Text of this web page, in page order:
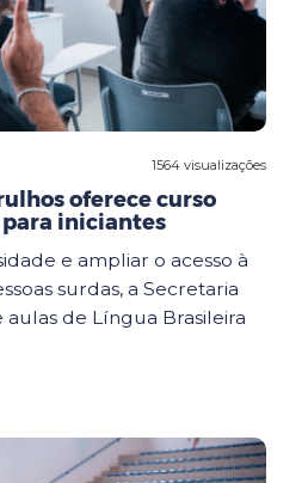
1564 visualizações
oferece curso
iniciantes
e ampliar o acesso à
surdas, a Secretaria
de Língua Brasileira